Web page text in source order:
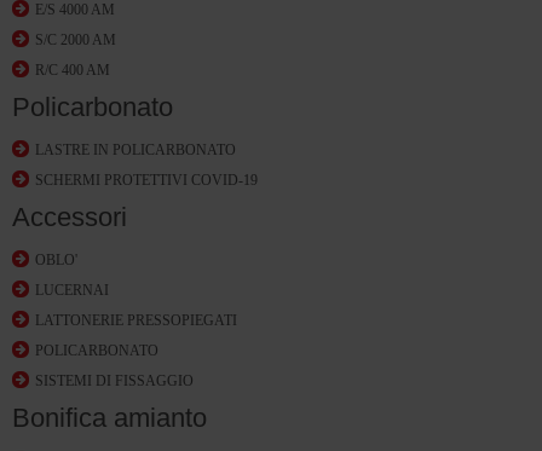
E/S 4000 AM
S/C 2000 AM
R/C 400 AM
Policarbonato
LASTRE IN POLICARBONATO
SCHERMI PROTETTIVI COVID-19
Accessori
OBLO'
LUCERNAI
LATTONERIE PRESSOPIEGATI
POLICARBONATO
SISTEMI DI FISSAGGIO
Bonifica amianto